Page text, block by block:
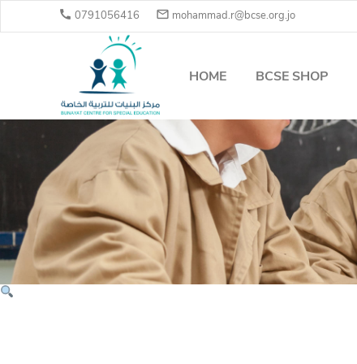
 0791056416  mohammad.r@bcse.org.jo
HOME BCSE SHOP